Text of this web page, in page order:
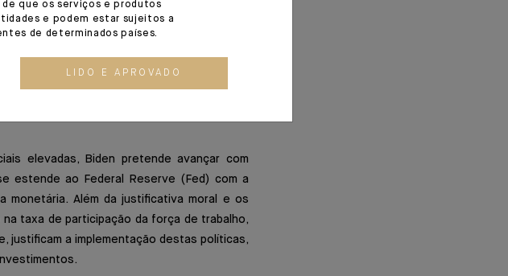
cria o risco de acabar com o que resta do
ascensão social. O desafio das reformas
topo, quanto envolver mais efetivamente
elevadas, Biden pretende avançar com
estende ao Federal Reserve (Fed) com a
monetária. Além da justificativa moral e os
taxa de participação da força de trabalho,
justificam a implementação destas políticas,
que os serviços e produtos
e podem estar sujeitos a
de determinados países.
LIDO E APROVADO